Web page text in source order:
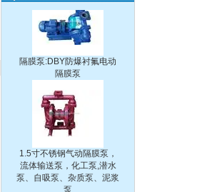
隔膜泵:DBY防爆衬氟电动
隔膜泵
1.5寸不锈钢气动隔膜泵，
流体输送泵，化工泵,潜水
泵、自吸泵、杂质泵、泥浆
泵